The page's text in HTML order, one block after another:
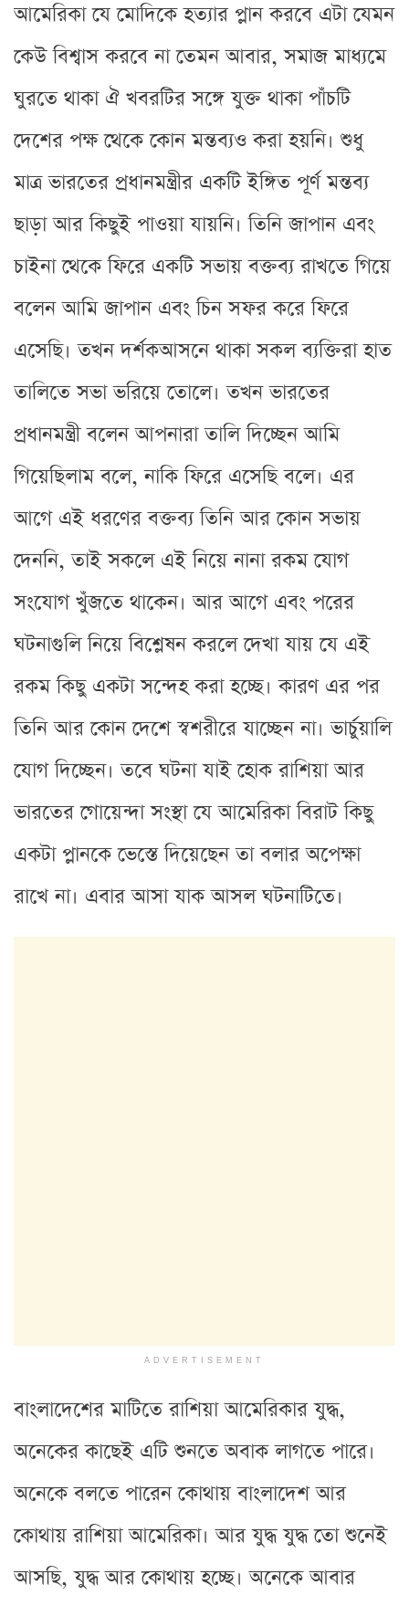
আমেরিকা যে মোদিকে হত্যার প্লান করবে এটা যেমন
কেউ বিশ্বাস করবে না তেমন আবার, সমাজ মাধ্যমে
ঘুরতে থাকা ঐ খবরটির সঙ্গে যুক্ত থাকা পাঁচটি
দেশের পক্ষ থেকে কোন মন্তব্যও করা হয়নি। শুধু
মাত্র ভারতের প্রধানমন্ত্রীর একটি ইঙ্গিত পূর্ণ মন্তব্য
ছাড়া আর কিছুই পাওয়া যায়নি। তিনি জাপান এবং
চাইনা থেকে ফিরে একটি সভায় বক্তব্য রাখতে গিয়ে
বলেন আমি জাপান এবং চিন সফর করে ফিরে
এসেছি। তখন দর্শকআসনে থাকা সকল ব্যক্তিরা হাত
তালিতে সভা ভরিয়ে তোলে। তখন ভারতের
প্রধানমন্ত্রী বলেন আপনারা তালি দিচ্ছেন আমি
গিয়েছিলাম বলে, নাকি ফিরে এসেছি বলে। এর
আগে এই ধরণের বক্তব্য তিনি আর কোন সভায়
দেননি, তাই সকলে এই নিয়ে নানা রকম যোগ
সংযোগ খুঁজতে থাকেন। আর আগে এবং পরের
ঘটনাগুলি নিয়ে বিশ্লেষন করলে দেখা যায় যে এই
রকম কিছু একটা সন্দেহ করা হচ্ছে। কারণ এর পর
তিনি আর কোন দেশে স্বশরীরে যাচ্ছেন না। ভার্চুয়ালি
যোগ দিচ্ছেন। তবে ঘটনা যাই হোক রাশিয়া আর
ভারতের গোয়েন্দা সংস্থা যে আমেরিকা বিরাট কিছু
একটা প্লানকে ভেস্তে দিয়েছেন তা বলার অপেক্ষা
রাখে না। এবার আসা যাক আসল ঘটনাটিতে।
ADVERTISEMENT
বাংলাদেশের মাটিতে রাশিয়া আমেরিকার যুদ্ধ,
অনেকের কাছেই এটি শুনতে অবাক লাগতে পারে।
অনেকে বলতে পারেন কোথায় বাংলাদেশ আর
কোথায় রাশিয়া আমেরিকা। আর যুদ্ধ যুদ্ধ তো শুনেই
আসছি, যুদ্ধ আর কোথায় হচ্ছে। অনেকে আবার